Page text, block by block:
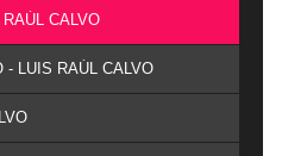
CALVO
- LUIS RAÚL CALVO